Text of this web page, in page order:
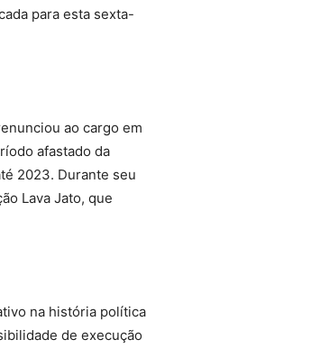
para esta sexta-
ao cargo em
afastado da
2023. Durante seu
Lava Jato, que
na história política
de execução